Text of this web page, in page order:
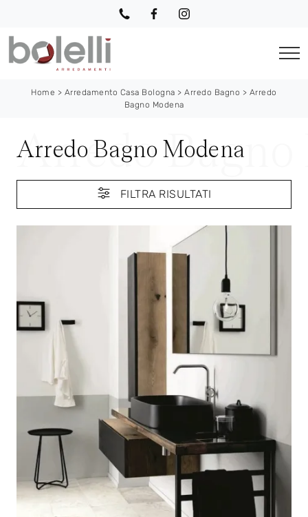
Home > Arredamento Casa Bologna >Arredo Bagno > Arredo
Bagno Modena
Arredo Bagno Modena
FILTRA RISULTATI